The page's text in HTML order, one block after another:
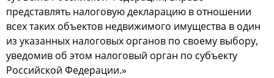
представлять налоговую декларацию в отношении
всех таких объектов недвижимого имущества в один
из указанных налоговых органов по своему выбору,
уведомив об этом налоговый орган по субъекту
Российской Федерации.»